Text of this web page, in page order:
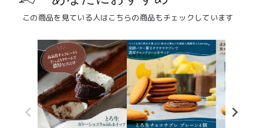
この商品を見ている人はこちらの商品もチェックしています